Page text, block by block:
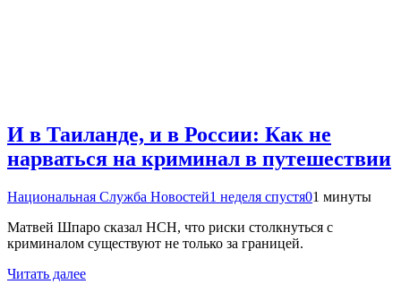
И в Таиланде, и в России: Как не
нарваться на криминал в путешествии
Национальная Служба Новостей1 неделя спустя01 минуты
Матвей Шпаро сказал НСН, что риски столкнуться с
криминалом существуют не только за границей.
Читать далее